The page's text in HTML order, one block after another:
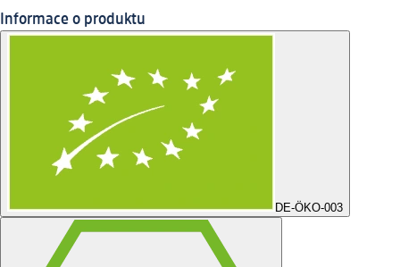
Informace o produktu
DE-ÖKO-003